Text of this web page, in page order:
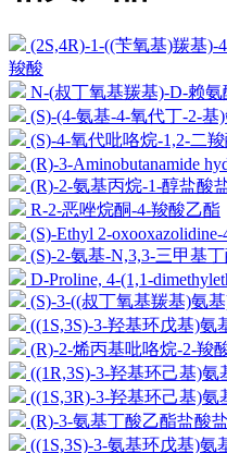
(2S,4R)-1-((苄氧基)羰基
羧酸
N-(叔丁氧基羰基)-D-赖氨
(S)-(4-氨基-4-氧代丁-2-
(S)-4-氧代吡咯烷-1,2-二
(R)-3-Aminobutanamide
(R)-2-氨基丙烷-1-醇盐酸
R-2-恶唑烷酮-4-羧酸乙酯
(S)-Ethyl 2-oxooxazolidine-
(S)-2-氨基-N,3,3-三甲基
D-Proline, 4-(1,1-
(S)-3-((叔丁氧基羰基)氨
((1S,3S)-3-羟基环戊基)氨
(R)-2-烯丙基吡咯烷-2-羧
((1R,3S)-3-羟基环己基)
((1S,3R)-3-羟基环己基)
(R)-3-氨基丁酸乙酯盐酸盐
((1S,3S)-3-氨基环戊基)氨